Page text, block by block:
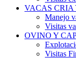
VACAS CRIA
Manejo
Visitas
OVINO Y
Visitas